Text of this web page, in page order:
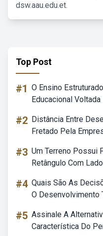
dsw.aau.edu.et.
Top Post
#1 O Ensino
Educacional
#2 Distância Entre
Fretado Pela
#3 Um Terreno Possui
Retângulo Com
#4 Quais São As
O Desenvolvimento
#5 Assinale A
Característica Do